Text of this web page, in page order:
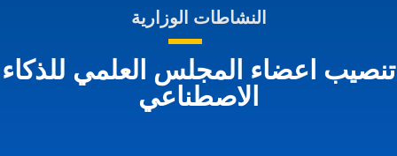
النشاطات الوزارية
اعضاء المجلس العلمي للذكاء
الاصطناعي